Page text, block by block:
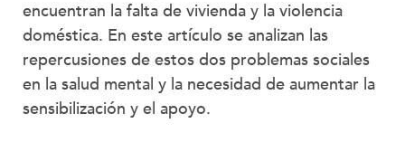
encuentran la falta de vivienda y la violencia
doméstica. En este artículo se analizan las
repercusiones de estos dos problemas sociales
en la salud mental y la necesidad de aumentar la
sensibilización y el apoyo.